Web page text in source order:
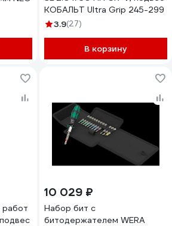
КОБАЛЬТ Ultra Grip 245-299
3.9(27)
В корзину
работ
10 029 ₽
Набор бит с
битодержателем WERA